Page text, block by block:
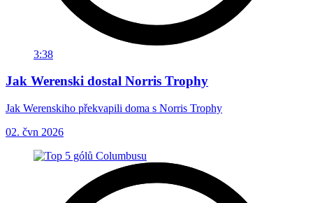
3:38
Jak Werenski dostal Norris Trophy
Jak Werenskiho překvapili doma s Norris Trophy
02. čvn 2026